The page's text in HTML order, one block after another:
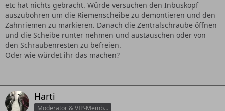
etc hat nichts gebracht. Würde versuchen den Inbuskopf
auszubohren um die Riemenscheibe zu demontieren und den
Zahnriemen zu markieren. Danach die Zentralschraube öffnen
und die Scheibe runter nehmen und austauschen oder von
den Schraubenresten zu befreien.
Oder wie würdet ihr das machen?
Harti
Moderator & VIP-Member